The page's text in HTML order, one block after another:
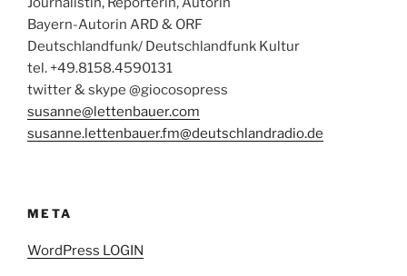
Bayern-Autorin ARD & ORF
Deutschlandfunk/ Deutschlandfunk Kultur
tel. +49.8158.4590131
twitter & skype @giocosopress
susanne@lettenbauer.com
susanne.lettenbauer.fm@deutschlandradio.de
META
WordPress LOGIN